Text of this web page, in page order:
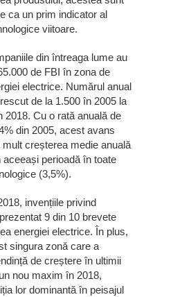
ca un prim indicator al
viitoare.
din întreaga lume au
de FBI în zona de
electrice. Numărul anual
de la 1.500 în 2005 la
2018. Cu o rată anuală de
din 2005, acest avans
creșterea medie anuală
perioadă în toate
(3,5%).
invențiile privind
9 din 10 brevete
energiei electrice. În plus,
singura zonă care a
de creștere în ultimii
nou maxim în 2018,
lor dominantă în peisajul